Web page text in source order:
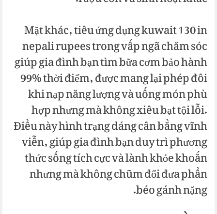
Mặt khác, tiêu ứng dụng kuwait 130 in
nepali rupees trong vấp ngã chăm sóc
giúp gia đình bạn tìm bữa cơm bảo hành
99% thời điểm, được mang lại phép đôi
khi nạp năng lượng và uống món phù
hợp nhưng mà không xiêu bạt tội lỗi.
Điều này hình trạng dáng cân bằng vĩnh
viễn, giúp gia đình bạn duy trì phương
thức sống tích cực và lành khỏe khoắn
nhưng mà không chũm đổi đưa phần
béo gánh nặng.